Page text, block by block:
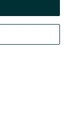
powyżej,
brzmieniu.